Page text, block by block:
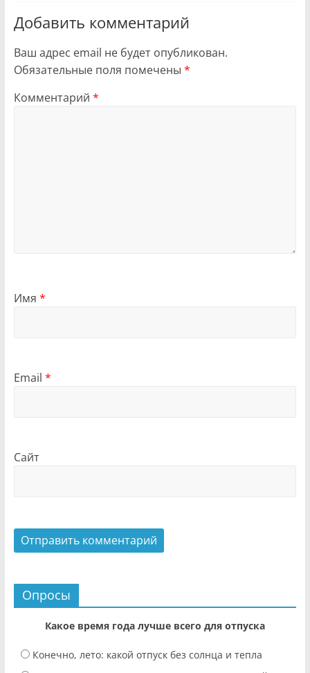
Добавить комментарий
Ваш адрес email не будет опубликован.
Обязательные поля помечены *
Комментарий *
Имя *
Email *
Сайт
Опросы
Какое время года лучше всего для отпуска
Конечно, лето: какой отпуск без солнца и тепла